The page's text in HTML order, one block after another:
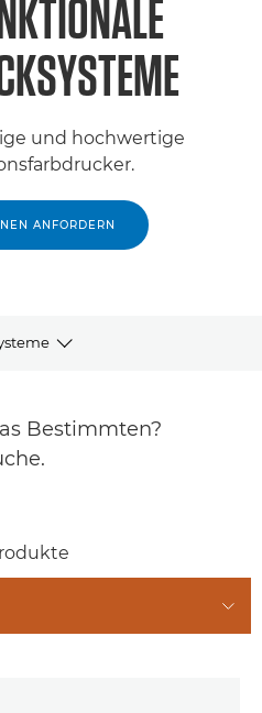
und hochwertige
ANFORDERN
Bestimmten?